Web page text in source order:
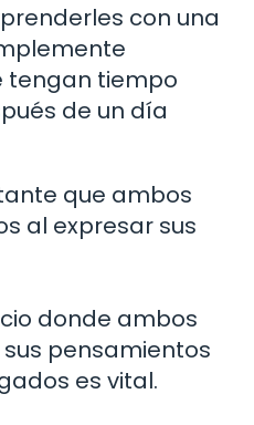
con una
tengan tiempo
de un día
que ambos
al expresar sus
donde ambos
pensamientos
es vital.